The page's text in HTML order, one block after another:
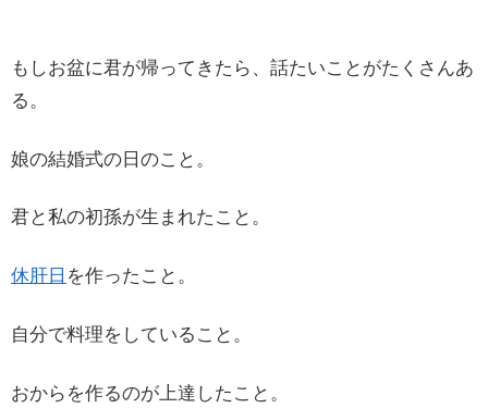
もしお盆に君が帰ってきたら、話たいことがたくさんあ
る。
娘の結婚式の日のこと。
君と私の初孫が生まれたこと。
休肝日 を作ったこと。
自分で料理をしていること。
おからを作るのが上達したこと。